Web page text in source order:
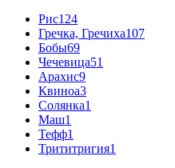
Рис124
Гречка, Гречиха107
Бобы69
Чечевица51
Арахис9
Квиноа3
Солянка1
Маш1
Тефф1
Трититригия1